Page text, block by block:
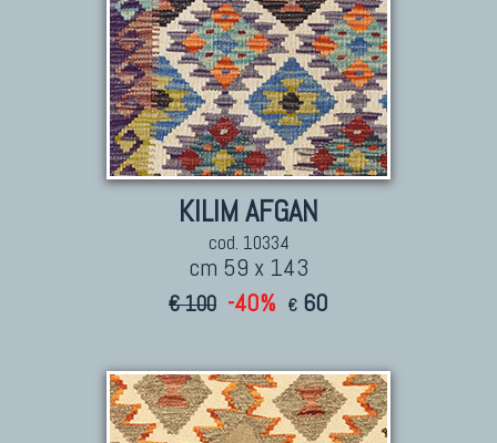
KILIM AFGAN
cod. 10334
cm 59 x 143
€ 100 -40% € 60